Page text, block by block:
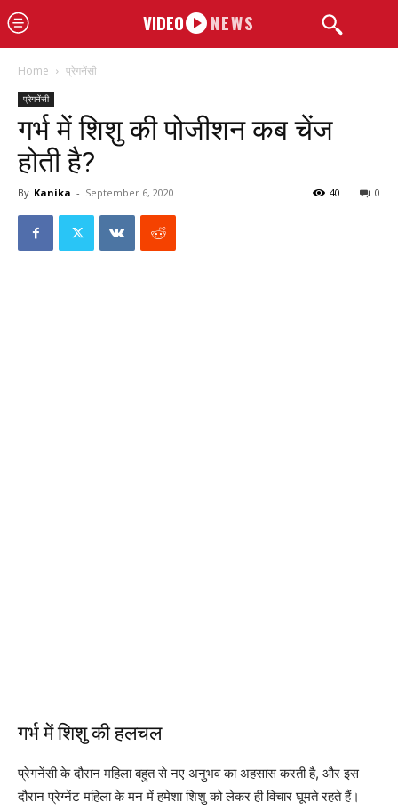
VIDEO NEWS
Home प्रेगनेंसी
प्रेगनेंसी
गर्भ में शिशु की पोजीशन कब चेंज
होती है?
By Kanika - September 6, 2020 0
40
गर्भ में शिशु की हलचल
प्रेगनेंसी के दौरान महिला बहुत से नए अनुभव का अहसास करती है, और इस
दौरान प्रेग्नेंट महिला के मन में हमेशा शिशु को लेकर ही विचार घूमते रहते हैं।